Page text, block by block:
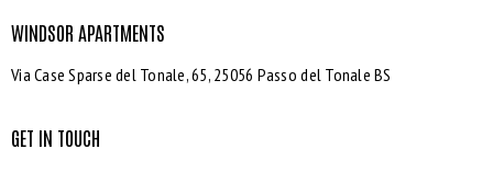
WINDSOR APARTMENTS
Via Case Sparse del Tonale, 65, 25056 Passo del Tonale BS
GET IN TOUCH